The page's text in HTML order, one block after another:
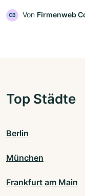
CB Von Firmenweb
Top Städte
Berlin
München
Frankfurt am Main